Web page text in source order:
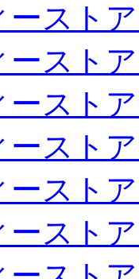
ースト
ースト
ースト
ースト
ースト
ースト